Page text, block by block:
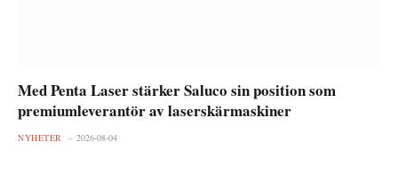
Med Penta Laser stärker Saluco sin position som
premiumleverantör av laserskärmaskiner
NYHETER 2026-08-04